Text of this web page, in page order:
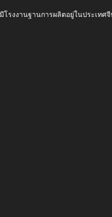
โรงงานฐานการผลิตอยู่ในประเท